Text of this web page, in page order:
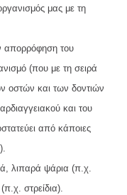
μας με τη
απορρόφηση του
(που με τη σειρά
οστών και των δοντιών
και του
από κάποιες
λιπαρά ψάρια (π.χ.
στρείδια).